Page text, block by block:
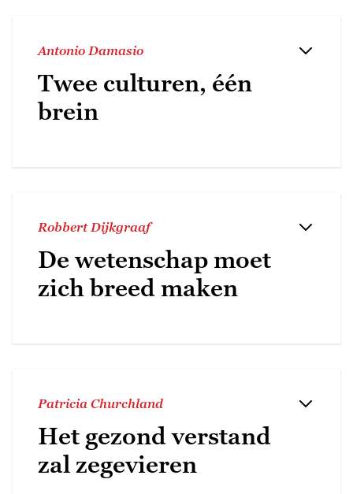
Antonio Damasio
Twee culturen, één
brein
Robbert Dijkgraaf
De wetenschap moet
zich breed maken
Patricia Churchland
Het gezond verstand
zal zegevieren